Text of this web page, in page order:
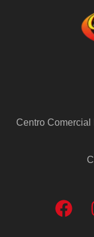
Centro